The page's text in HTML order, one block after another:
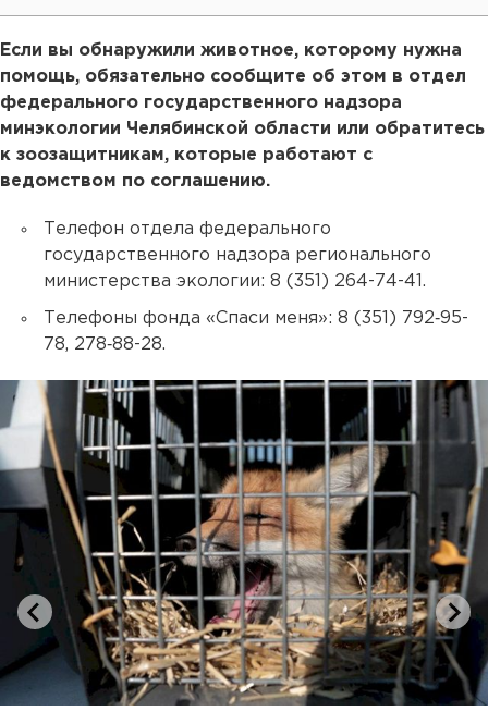
Если вы обнаружили животное, которому нужна
помощь, обязательно сообщите об этом в отдел
федерального государственного надзора
минэкологии Челябинской области или обратитесь
к зоозащитникам, которые работают с
ведомством по соглашению.
Телефон отдела федерального
государственного надзора регионального
министерства экологии: 8 (351) 264-74-41.
Телефоны фонда «Спаси меня»: 8 (351) 792‑95-
78, 278‑88-28.